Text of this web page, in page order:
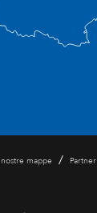
mappe / Partner